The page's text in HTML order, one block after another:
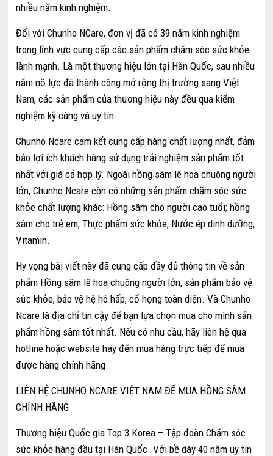
nhiều năm kinh nghiệm.
Đối với Chunho NCare, đơn vị đã có 39 năm kinh nghiệm
trong lĩnh vực cung cấp các sản phẩm chăm sóc sức khỏe
lành mạnh. Là một thương hiệu lớn tại Hàn Quốc, sau nhiều
năm nỗ lực đã thành công mở rộng thị trường sang Việt
Nam, các sản phẩm của thương hiệu này đều qua kiểm
nghiệm kỹ càng và uy tín.
Chunho Ncare cam kết cung cấp hàng chất lượng nhất, đảm
bảo lợi ích khách hàng sử dụng trải nghiệm sản phẩm tốt
nhất với giá cả hợp lý. Ngoài hồng sâm lê hoa chuông người
lớn, Chunho Ncare còn có những sản phẩm chăm sóc sức
khỏe chất lượng khác: Hồng sâm cho người cao tuổi; hồng
sâm cho trẻ em; Thực phẩm sức khỏe; Nước ép dinh dưỡng;
Vitamin.
Hy vọng bài viết này đã cung cấp đầy đủ thông tin về sản
phẩm Hồng sâm lê hoa chuông người lớn, sản phẩm bảo vệ
sức khỏe, bảo vệ hệ hô hấp, cổ họng toàn diện. Và Chunho
Ncare là địa chỉ tin cậy để bạn lựa chọn mua cho mình sản
phẩm hồng sâm tốt nhất. Nếu có nhu cầu, hãy liên hệ qua
hotline hoặc website hay đến mua hàng trực tiếp để mua
được hàng chính hãng.
LIÊN HỆ CHUNHO NCARE VIỆT NAM ĐỂ MUA HỒNG SÂM
CHÍNH HÃNG
Thương hiệu Quốc gia Top 3 Korea – Tập đoàn Chăm sóc
sức khỏe hàng đầu tại Hàn Quốc. Với bề dày 40 năm uy tín